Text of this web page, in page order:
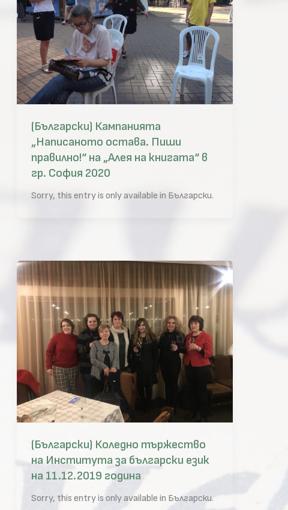
(Български) Кампанията
„Написаното остава. Пиши
правилно!“ на „Алея на книгата“ в
гр. София 2020
Sorry, this entry is only available in Български.
(Български) Коледно тържество
на Института за български език
на 11.12.2019 година
Sorry, this entry is only available in Български.